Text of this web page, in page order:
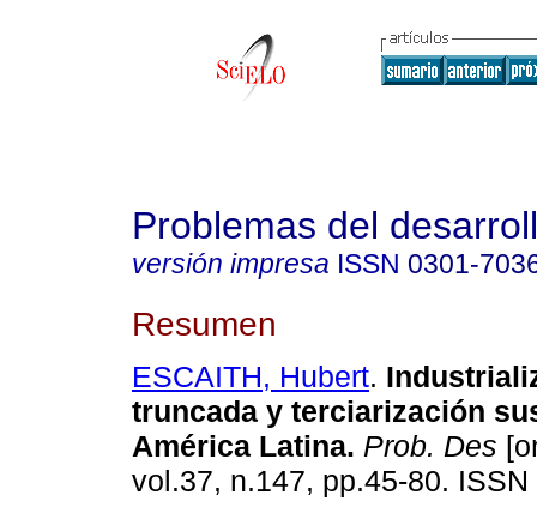
Problemas del
versión impresa ISSN 0301-
Resumen
ESCAITH, Hubert.
truncada y terciarización
América Latina. Prob. Des
vol.37, n.147, pp.45-80.